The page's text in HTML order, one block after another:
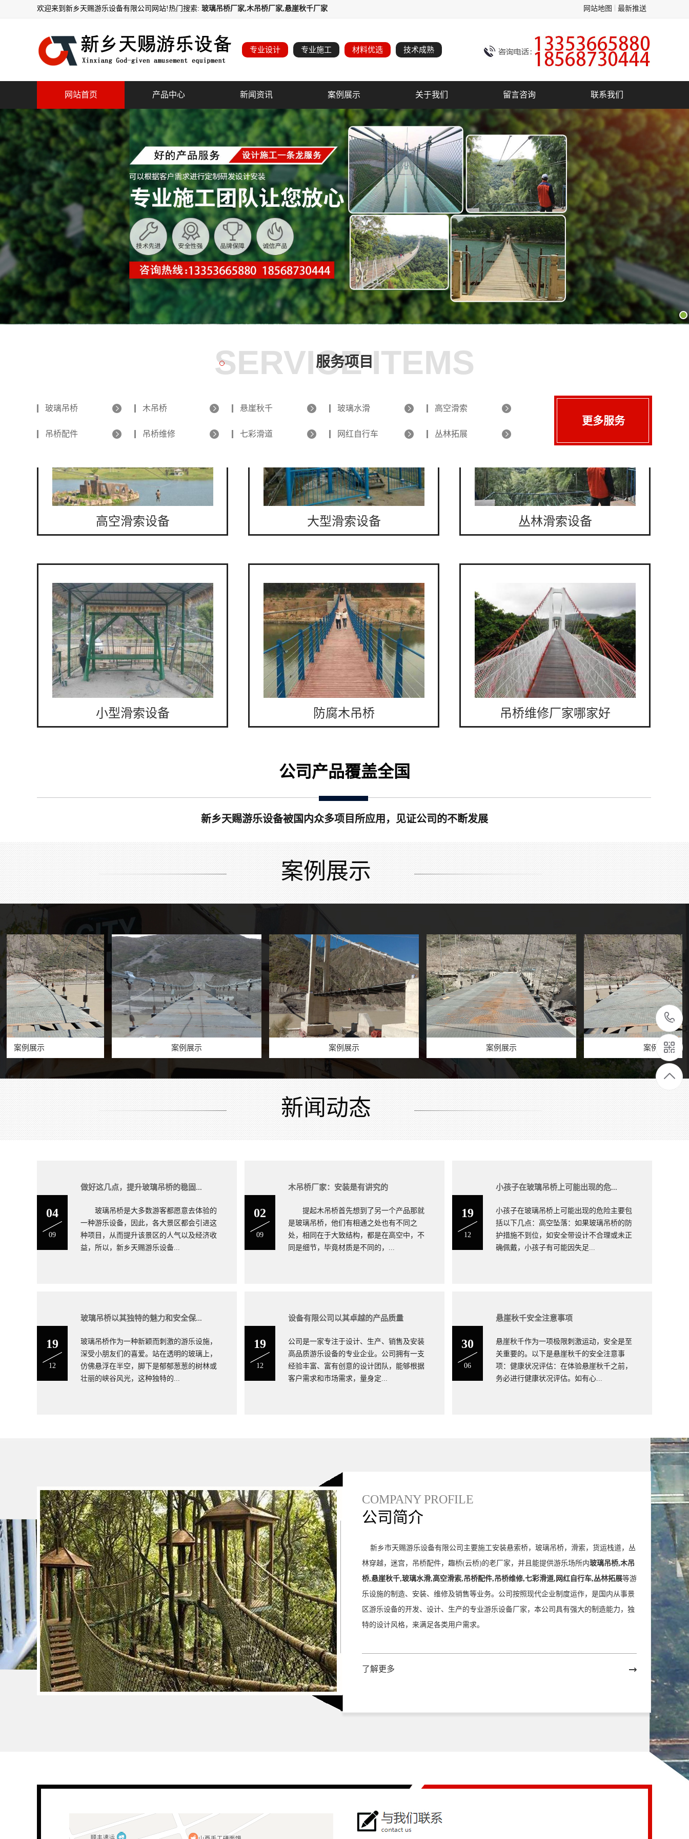
欢迎来到新乡天赐游乐设备有限公司网站!热门搜索: 玻璃吊桥厂家,木吊桥厂家,悬崖秋千厂家 网站地图 最新推送
专业设计 专业施工 材料优选 技术成熟
网站首页 产品中心 新闻资讯 案例展示 关于我们 留言咨询 联系我们
SERVICE ITEMS
服务项目
玻璃吊桥 木吊桥 悬崖秋千 玻璃水滑 高空滑索
吊桥配件 吊桥维修 七彩滑道 网红自行车 丛林拓展
更多服务
高空滑索设备 大型滑索设备 丛林滑索设备
小型滑索设备 防腐木吊桥 吊桥维修厂家哪家好
景观木板吊桥 吊桥配件厂家 吊桥配件厂家电话
七彩滑道厂家价格 七彩滑道厂家安装 景区丛林穿越
景区木板吊桥 空中自行车设备 高空丛林穿越
公司产品覆盖全国
新乡天赐游乐设备被国内众多项目所应用，见证公司的不断发展
案例展示
新闻动态
04
09
做好这几点，提升玻璃吊桥的稳固...
玻璃吊桥是大多数游客都愿意去体验的
一种游乐设备，因此，各大景区都会引进这
种项目，从而提升该景区的人气以及经济收
益，所以，新乡天赐游乐设备...
02
09
木吊桥厂家：安装是有讲究的
提起木吊桥首先想到了另一个产品那就
是玻璃吊桥，他们有相通之处也有不同之
处，相同在于大致结构，都是在高空中，不
同是细节，毕竟材质是不同的，...
19
12
小孩子在玻璃吊桥上可能出现的危...
小孩子在玻璃吊桥上可能出现的危险主要包
括以下几点：高空坠落：如果玻璃吊桥的防
护措施不到位，如安全带设计不合理或未正
确佩戴，小孩子有可能因失足...
19
12
玻璃吊桥以其独特的魅力和安全保...
玻璃吊桥作为一种新颖而刺激的游乐设施，
深受小朋友们的喜爱。站在透明的玻璃上，
仿佛悬浮在半空，脚下是郁郁葱葱的树林或
壮丽的峡谷风光，这种独特的...
19
12
设备有限公司以其卓越的产品质量
公司是一家专注于设计、生产、销售及安装
高品质游乐设备的专业企业。公司拥有一支
经验丰富、富有创意的设计团队，能够根据
客户需求和市场需求，量身定...
30
06
悬崖秋千安全注意事项
悬崖秋千作为一项极限刺激运动，安全是至
关重要的。以下是悬崖秋千的安全注意事
项：健康状况评估：在体验悬崖秋千之前，
务必进行健康状况评估。如有心...
COMPANY PROFILE
公司简介
新乡市天赐游乐设备有限公司主要施工安装悬索桥，玻璃吊桥，滑索，货运栈道，丛
林穿越，迷宫，吊桥配件，趣桥(云桥)的老厂家，并且能提供游乐场所内玻璃吊桥,木吊
桥,悬崖秋千,玻璃水滑,高空滑索,吊桥配件,吊桥维修,七彩滑道,网红自行车,丛林拓展等游
乐设施的制造、安装、维修及销售等业务。公司按照现代企业制度运作，是国内从事景
区游乐设备的开发、设计、生产的专业游乐设备厂家，本公司具有强大的制造能力，独
特的设计风格，来满足各类用户需求。
了解更多